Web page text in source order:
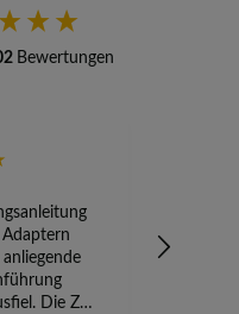
Bewertungen
Die Zeit